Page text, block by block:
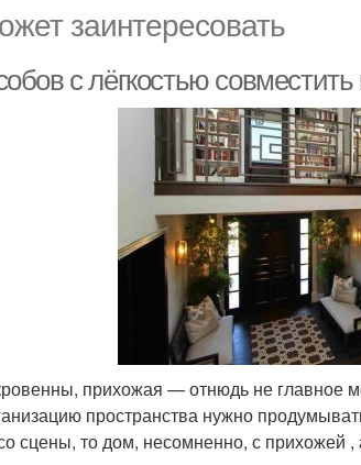
заинтересовать
с лёгкостью
прихожая — отнюдь не главное
пространства нужно
сцены, то дом, несомненно, с прихожей ,